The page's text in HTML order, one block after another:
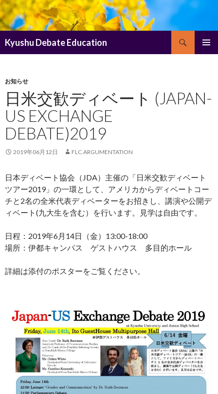
Kyushu Debate Education
索
ン
ツ
へ
ス
キ
お知らせ
日米交歓ディベート (JAPAN-
US EXCHANGE
DEBATE)2019
2019年06月12日 FLC.ARGUMENTATION
日本ディベート協会（JDA）主催の「日米交歓ディベート
ツアー2019」の一環として、アメリカからディベートコー
チと2名の全米代表ディベーターをお招きし、講演や公開デ
ィベート(九大生を含む）を行います。見学は自由です。
日程：2019年6月14日（金）13:00-18:00
場所：伊都キャンパス ゲストハウス 多目的ホール
詳細は添付のポスターをご覧ください。